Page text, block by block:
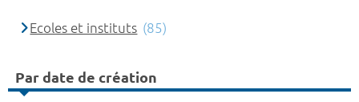
Ecoles et instituts (85)
Par date de création